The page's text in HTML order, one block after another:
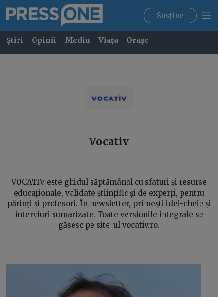
Susține
Știri Opinii Mediu Viața Orașe
Vocativ
VOCATIV este ghidul săptămânal cu sfaturi și resurse
educaționale, validate științific și de experți, pentru
părinți și profesori. În newsletter, primești idei-cheie și
interviuri sumarizate. Toate versiunile integrale se
găsesc pe site-ul vocativ.ro.